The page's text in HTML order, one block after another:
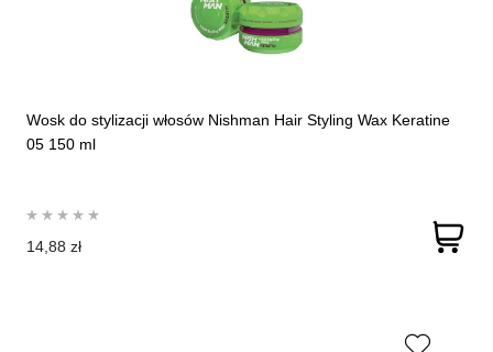
Wosk do stylizacji włosów Nishman Hair Styling Wax Keratine
05 150 ml
14,88 zł